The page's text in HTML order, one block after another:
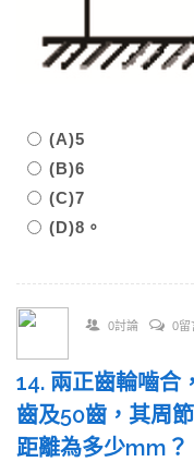
(A)5
(B)6
(C)7
(D)8。
0討論 0留
14. 兩正齒輪嚙合
齒及50齒，其周
距離為多少mm